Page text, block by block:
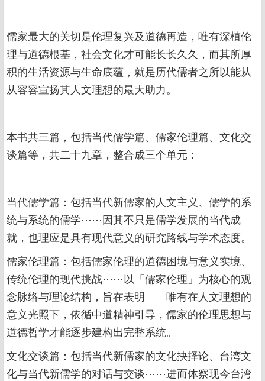
儒家最大的关切是伦理复兴及道德再造，唯有深植伦
理与道德根基，社会文化才可能长长久久，而其所厚
积的生活资源与生命底蕴，就是历代儒者之所以能从
从容容宣扬其人文理想的最大助力。
本书共三篇，包括当代儒学篇、儒家伦理篇、文化交
谈篇等，共二十九章，整合成三个单元：
当代儒学篇：包括当代新儒家的人文主义、儒学的系
统与系统的儒学⋯⋯因其不只是儒学发展的当代成
就，也理应是具有现代意义的研究路线与学术态度。
儒家伦理篇：包括儒家伦理的道德困境与意义实境、
传统伦理的现代挑战⋯⋯以「儒家伦理」为核心的观
念脉络与理论结构，旨在表明——唯有在人文理想的
意义光照下，依循中道精神引导，儒家的伦理思想与
道德哲学才能逐步建构出完整系统。
文化交谈篇：包括当代新儒家的文化抉择论、台湾文
化与当代新儒学的对话与交谈⋯⋯进而体察现今台湾